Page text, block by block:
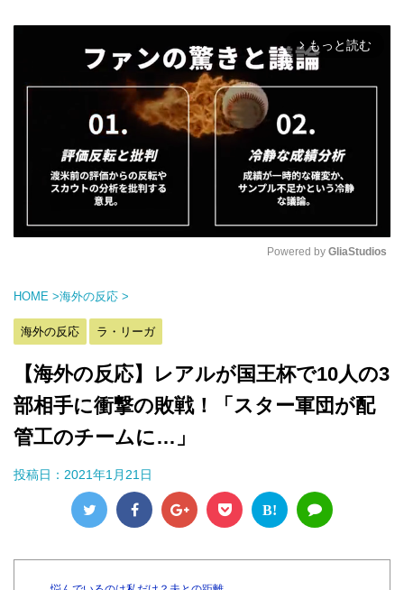
arrow_forward_ios もっと読む
Powered by GliaStudios
HOME >海外の反応 >
海外の反応 ラ・リーガ
【海外の反応】レアルが国王杯で10人の3
部相手に衝撃の敗戦！「スター軍団が配
管工のチームに…」
投稿日： 2021年1月21日
B!